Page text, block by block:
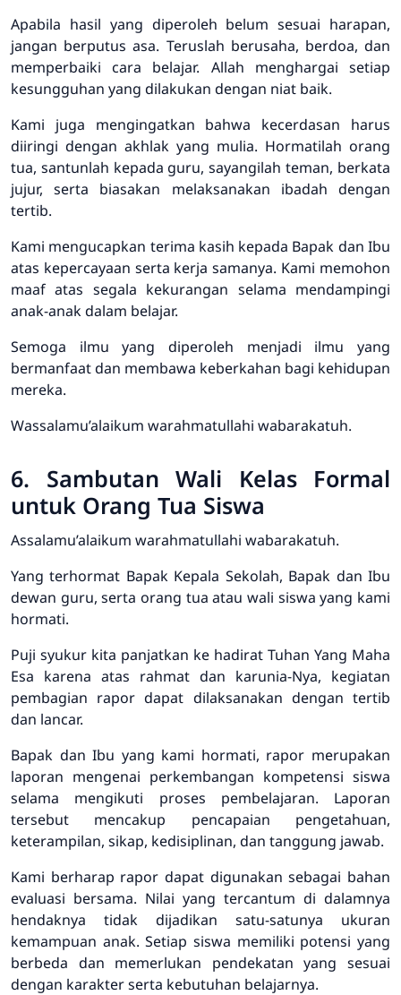
Apabila hasil yang diperoleh belum sesuai harapan,
jangan berputus asa. Teruslah berusaha, berdoa, dan
memperbaiki cara belajar. Allah menghargai setiap
kesungguhan yang dilakukan dengan niat baik.
Kami juga mengingatkan bahwa kecerdasan harus
diiringi dengan akhlak yang mulia. Hormatilah orang
tua, santunlah kepada guru, sayangilah teman, berkata
jujur, serta biasakan melaksanakan ibadah dengan
tertib.
Kami mengucapkan terima kasih kepada Bapak dan Ibu
atas kepercayaan serta kerja samanya. Kami memohon
maaf atas segala kekurangan selama mendampingi
anak-anak dalam belajar.
Semoga ilmu yang diperoleh menjadi ilmu yang
bermanfaat dan membawa keberkahan bagi kehidupan
mereka.
Wassalamu’alaikum warahmatullahi wabarakatuh.
6. Sambutan Wali Kelas Formal
untuk Orang Tua Siswa
Assalamu’alaikum warahmatullahi wabarakatuh.
Yang terhormat Bapak Kepala Sekolah, Bapak dan Ibu
dewan guru, serta orang tua atau wali siswa yang kami
hormati.
Puji syukur kita panjatkan ke hadirat Tuhan Yang Maha
Esa karena atas rahmat dan karunia-Nya, kegiatan
pembagian rapor dapat dilaksanakan dengan tertib
dan lancar.
Bapak dan Ibu yang kami hormati, rapor merupakan
laporan mengenai perkembangan kompetensi siswa
selama mengikuti proses pembelajaran. Laporan
tersebut mencakup pencapaian pengetahuan,
keterampilan, sikap, kedisiplinan, dan tanggung jawab.
Kami berharap rapor dapat digunakan sebagai bahan
evaluasi bersama. Nilai yang tercantum di dalamnya
hendaknya tidak dijadikan satu-satunya ukuran
kemampuan anak. Setiap siswa memiliki potensi yang
berbeda dan memerlukan pendekatan yang sesuai
dengan karakter serta kebutuhan belajarnya.